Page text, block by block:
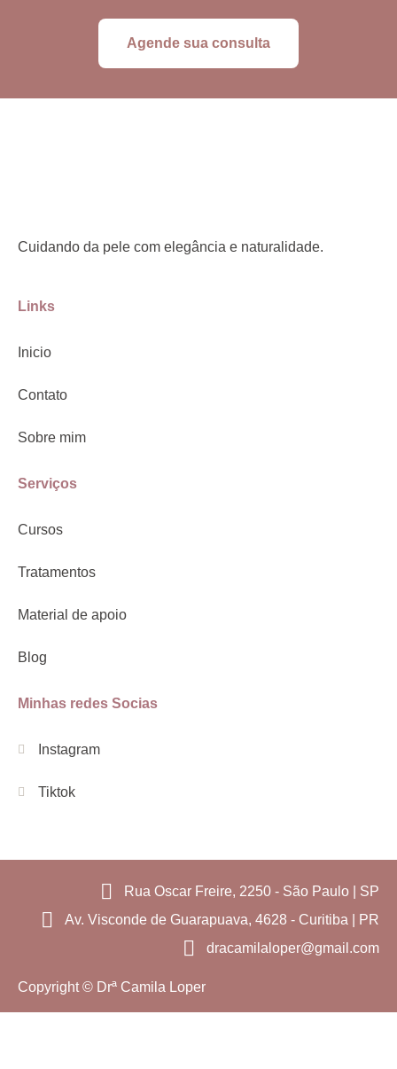
Agende sua consulta
Cuidando da pele com elegância e naturalidade.
Links
Inicio
Contato
Sobre mim
Serviços
Cursos
Tratamentos
Material de apoio
Blog
Minhas redes Socias
Instagram
Tiktok
Rua Oscar Freire, 2250 - São Paulo | SP
Av. Visconde de Guarapuava, 4628 - Curitiba | PR
dracamilaloper@gmail.com
Copyright © Drª Camila Loper